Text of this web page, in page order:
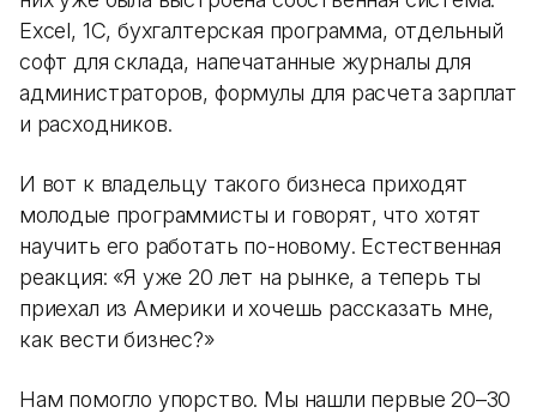
Excel, 1С, бухгалтерская программа, отдельный
софт для склада, напечатанные журналы для
администраторов, формулы для расчета зарплат
и расходников.
И вот к владельцу такого бизнеса приходят
молодые программисты и говорят, что хотят
научить его работать по-новому. Естественная
реакция: «Я уже 20 лет на рынке, а теперь ты
приехал из Америки и хочешь рассказать мне,
как вести бизнес?»
Нам помогло упорство. Мы нашли первые 20–30